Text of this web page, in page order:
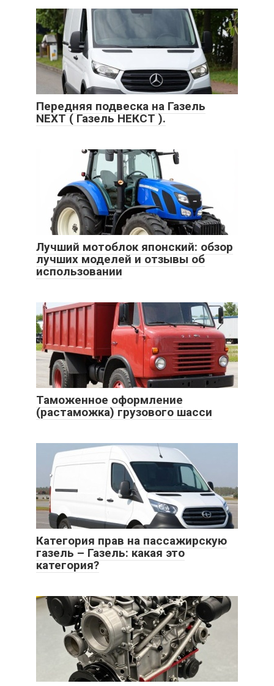
Передняя подвеска на Газель
NEXT ( Газель НЕКСТ ).
Лучший мотоблок японский: обзор
лучших моделей и отзывы об
использовании
Таможенное оформление
(растаможка) грузового шасси
Категория прав на пассажирскую
газель – Газель: какая это
категория?